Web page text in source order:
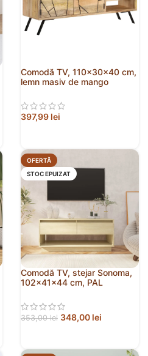
Comodă TV, 110x30x40 cm,
lemn masiv de mango
397,99 lei
OFERTĂ
STOC EPUIZAT
Comodă TV, stejar Sonoma,
102x41x44 cm, PAL
353,00lei 348,00 lei